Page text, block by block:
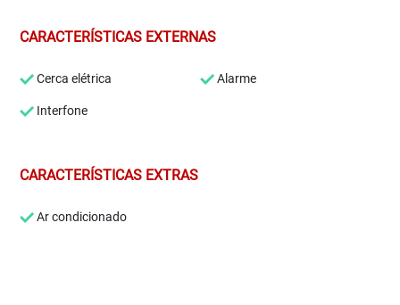
CARACTERÍSTICAS EXTERNAS
Cerca elétrica Alarme
Interfone
CARACTERÍSTICAS EXTRAS
Ar condicionado